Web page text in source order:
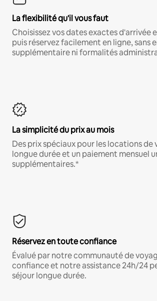
La flexibilité qu'il vous faut
Choisissez vos dates exactes d'arrivée
puis réservez facilement en ligne, sans
supplémentaire ni formalités
La simplicité du prix au mois
Des prix spéciaux pour les locations de
longue durée et un paiement mensuel
supplémentaires.*
Réservez en toute confiance
Évalué par notre communauté de
confiance et notre assistance 24h/24
séjour longue durée.